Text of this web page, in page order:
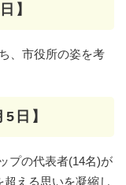
】
、市役所の姿を考
日】
プの代表者(14名)が
える思いを凝縮し